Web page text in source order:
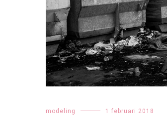
modeling 1 februari 2018